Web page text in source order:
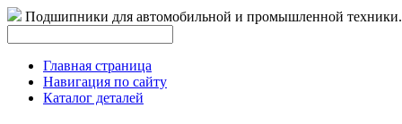
Подшипники для автомобильной и промышленной техники.
Главная страница
Навигация по сайту
Каталог деталей